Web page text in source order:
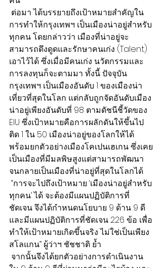
ต่อมา ได้บรรยายถึงเป้าหมายสำคัญใน
การทำให้กรุงเทพฯ เป็นเมืองน่าอยู่สำหรับ
ทุกคน โดยกล่าวว่า เมืองที่น่าอยู่จะ
สามารถดึงดูดและรักษาคนเก่ง (Talent)
เอาไว้ได้ ซึ่งเมื่อมีคนเก่ง นวัตกรรมและ
การลงทุนก็จะตามมา ทั้งนี้ ปัจจุบัน
กรุงเทพฯ เป็นเมืองอันดับ 1 ของเมืองน่า
เที่ยวที่สุดในโลก แต่กลับถูกจัดอันดับเมือง
น่าอยู่เพียงอันดับที่ 98 ตามดัชนีชี้วัดของ
EIU ซึ่งเป้าหมายคือการผลักดันให้ขึ้นไป
ติด 1 ใน 50 เมืองน่าอยู่ของโลกให้ได้
พร้อมยกตัวอย่างเมืองโคเปนเฮเกน ซึ่งเคย
เป็นเมืองที่มีมลพิษสูงแต่สามารถพัฒนา
จนกลายเป็นเมืองที่น่าอยู่ที่สุดในโลกได้
“การจะไปถึงเป้าหมาย ‘เมืองน่าอยู่สำหรับ
ทุกคน’ ได้ จะต้องมีแผนปฏิบัติการที่
ชัดเจน จึงได้กำหนดนโยบาย 9 ด้าน 9 ดี
และมีแผนปฏิบัติการที่ชัดเจน 226 ข้อ เพื่อ
ทำให้เป้าหมายเกิดขึ้นจริง ไม่ใช่เป็นเพียง
สโลแกน” ผู้ว่าฯ ชัชชาติ ย้ำ
จากนั้นจึงได้ยกตัวอย่างการดำเนินงาน